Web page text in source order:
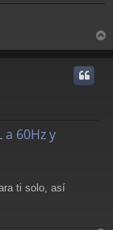
r
a 60Hz y
ti solo, así